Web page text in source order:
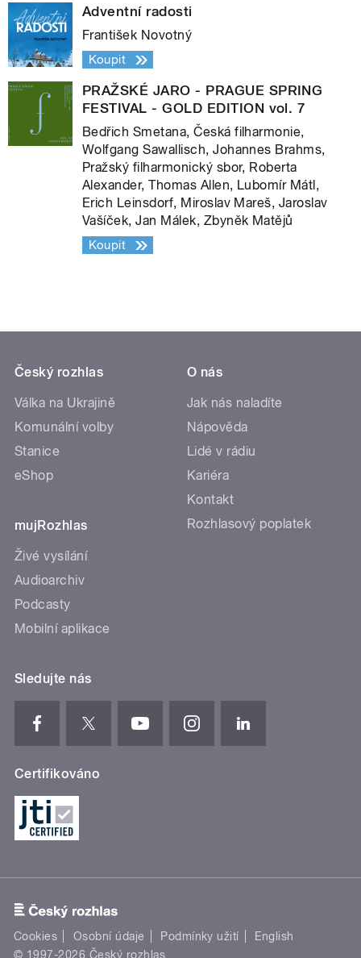
Adventní radosti
František Novotný
Koupit
PRAŽSKÉ JARO - PRAGUE SPRING
FESTIVAL - GOLD EDITION vol. 7
Bedřich Smetana, Česká filharmonie,
Wolfgang Sawallisch, Johannes Brahms,
Pražský filharmonický sbor, Roberta
Alexander, Thomas Allen, Lubomír Mátl,
Erich Leinsdorf, Miroslav Mareš, Jaroslav
Vašíček, Jan Málek, Zbyněk Matějů
Koupit
Český rozhlas
Válka na Ukrajině
Komunální volby
Stanice
eShop
mujRozhlas
Živé vysílání
Audioarchiv
Podcasty
Mobilní aplikace
O nás
Jak nás naladíte
Nápověda
Lidé v rádiu
Kariéra
Kontakt
Rozhlasový poplatek
Sledujte nás
Certifikováno
Cookies Osobní údaje Podmínky užití
English
© 1997-2026 Český rozhlas